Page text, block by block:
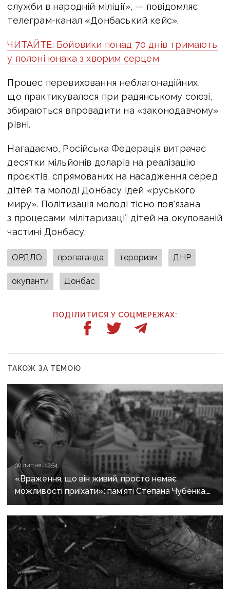
служби в народній міліції», — повідомляє
телеграм-канал «Донбаський кейс».
ЧИТАЙТЕ: Бойовики понад 70 днів тримають
у полоні юнака з хворим серцем
Процес перевиховання неблагонадійних,
що практикувалося при радянському союзі,
збираються впровадити на «законодавчому»
рівні.
Нагадаємо, Російська Федерація витрачає
десятки мільйонів доларів на реалізацію
проєктів, спрямованих на насадження серед
дітей та молоді Донбасу ідей «руського
миру». Політизація молоді тісно пов'язана
з процесами мілітаризації дітей на окупованій
частині Донбасу.
ОРДЛО пропаганда тероризм ДНР
окупанти Донбас
ПОДІЛИТИСЯ У СОЦМЕРЕЖАХ:
ТАКОЖ ЗА ТЕМОЮ
30 липня, 13:54
«Враження, що він живий, просто немає
можливості приїхати»: пам’яті Степана Чубенка,
якого закатували бойовики за любов до України